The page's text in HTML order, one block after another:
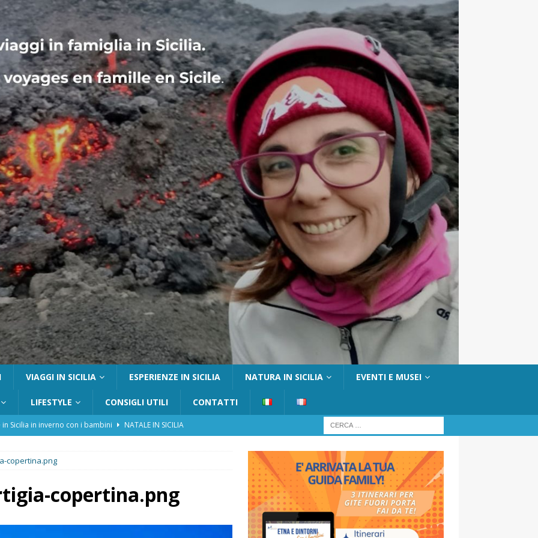
VIAGGI IN SICILIA ESPERIENZE IN SICILIA NATURA IN SICILIA EVENTI E MUSEI
LIFESTYLE CONSIGLI UTILI CONTATTI
in Sicilia in inverno con i bambini
NATALE IN SICILIA
con bambini: guida completa su come arrivare,
PORTA
a Pantelleria: dammusi vista mare e resort immersi nella natura
copertina.png
copertina.png